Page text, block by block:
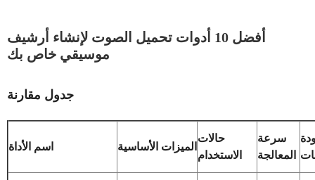
أفضل 10 أدوات تحميل الصوت لإنشاء أرشيف
موسيقي خاص بك
جدول مقارنة
اسم الأداة الميزات الأساسية
حالات
الاستخدام
سرعة
المعالجة